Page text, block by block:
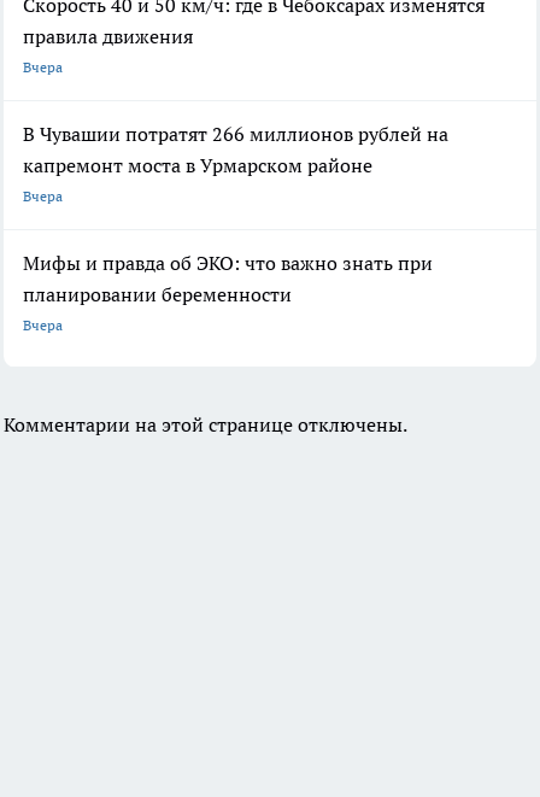
правила движения
Вчера
В Чувашии потратят 266 миллионов рублей на
капремонт моста в Урмарском районе
Вчера
Мифы и правда об ЭКО: что важно знать при
планировании беременности
Вчера
Комментарии на этой странице отключены.